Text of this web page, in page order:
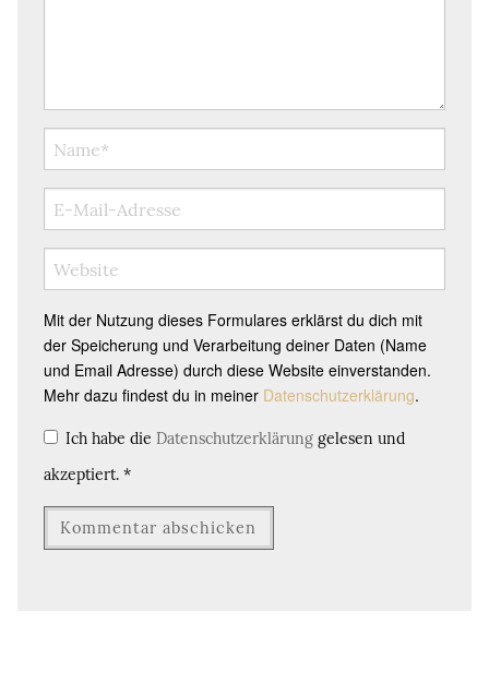
Mit der Nutzung dieses Formulares erklärst du dich mit
der Speicherung und Verarbeitung deiner Daten (Name
und Email Adresse) durch diese Website einverstanden.
Mehr dazu findest du in meiner Datenschutzerklärung.
Ich habe die Datenschutzerklärung gelesen und
akzeptiert. *